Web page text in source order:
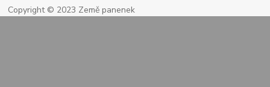
Copyright © 2023 Země panenek